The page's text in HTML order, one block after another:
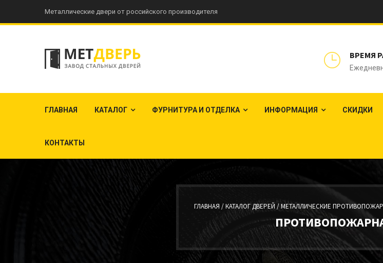
Металлические двери от российского производителя
ВРЕМЯ
ГЛАВНАЯ КАТАЛОГ ФУРНИТУРА И ОТДЕЛКА ИНФОРМАЦИЯ СКИДКИ
КОНТАКТЫ
ГЛАВНАЯ /КАТАЛОГ ДВЕРЕЙ /МЕТАЛЛИЧЕСКИЕ